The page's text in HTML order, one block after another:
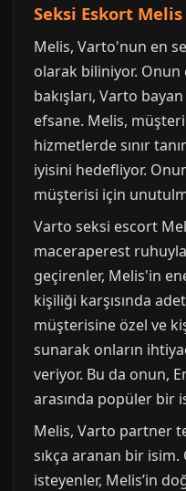
Seksi Eskort Melis
Melis, Varto'nun en
olarak biliniyor. Onun
bakışları, Varto
efsane. Melis,
hizmetlerde sınır
iyisini hedefliyor.
müşterisi için
Varto seksi escort
maceraperest
geçirenler, Melis'in
kişiliği karşısında
müşterisine özel ve
sunarak onların
veriyor. Bu da onun,
arasında popüler bir
Melis, Varto partner
sıkça aranan bir
isteyenler, Melis’in